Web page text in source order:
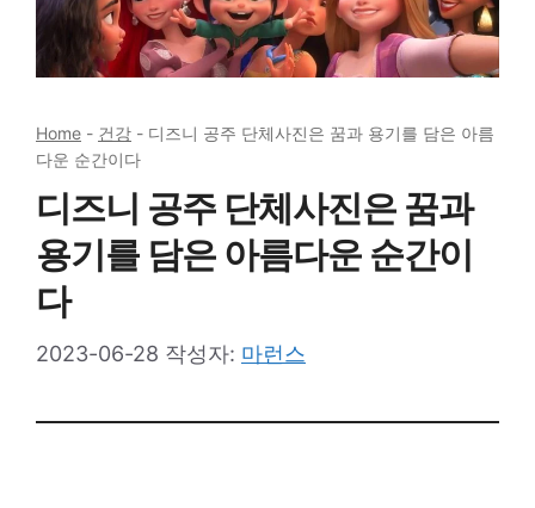
Home - 건강 - 디즈니 공주 단체사진은 꿈과 용기를 담은 아름
다운 순간이다
디즈니 공주 단체사진은 꿈과
용기를 담은 아름다운 순간이
다
2023-06-28 작성자: 마런스